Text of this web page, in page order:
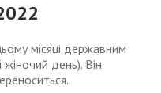
місяці державним
день). Він